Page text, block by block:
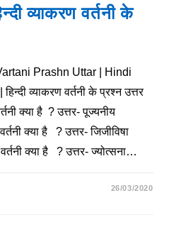
व्याकरण वर्तनी के
Prashn Uttar | Hindi
व्याकरण वर्तनी के प्रश्न उत्तर
क्या है ? उत्तर- पूज्यनीय
क्या है ? उत्तर- जिजीविषा
क्या है ? उत्तर- ज्योत्सना…
26/03/2020